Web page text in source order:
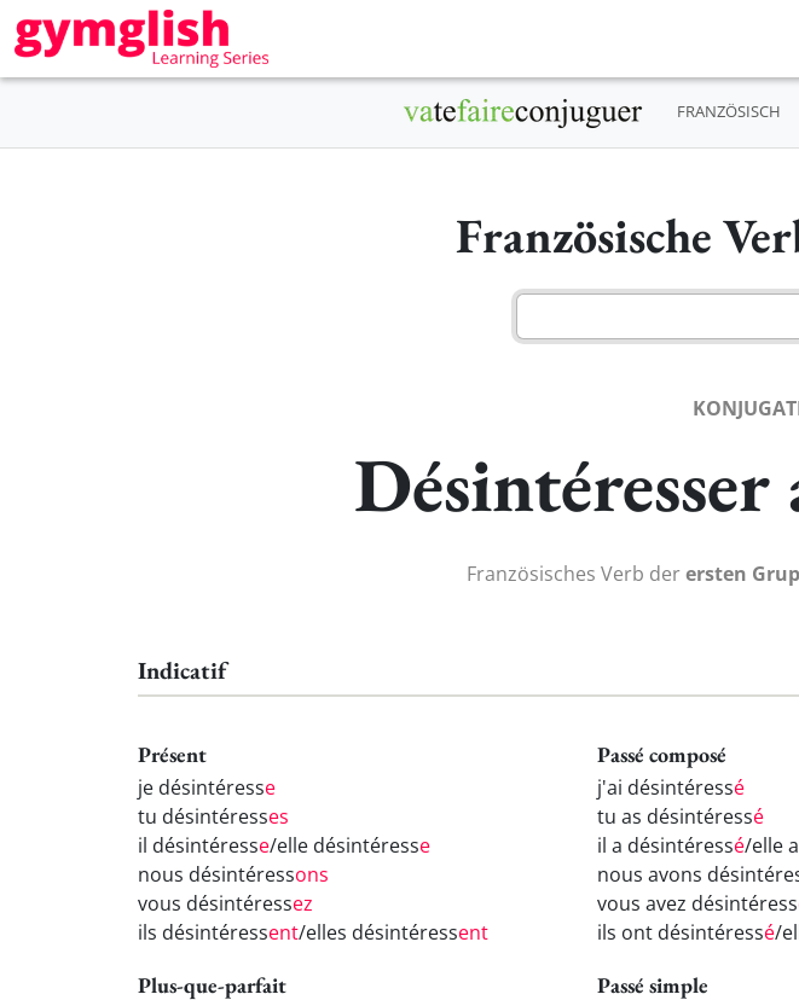
FRANZÖSISCH
Französische
Französisches Verb derersten
Indicatif
Présent
je désintéresse
tu désintéresses
il désintéresse/elle désintéresse
nous désintéressons
vous désintéressez
ils désintéressent/elles désintéressent
Passé composé
j'ai désintéressé
tu as désintéressé
il a désintéressé/elle
nous avons
vous avez désintéress
ils ont désintéressé/
Plus-que-parfait Passé simple